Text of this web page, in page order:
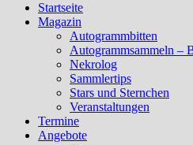
Startseite
Magazin
Autogrammbitten
Autogrammsammeln –
Nekrolog
Sammlertips
Stars und Sternchen
Veranstaltungen
Termine
Angebote